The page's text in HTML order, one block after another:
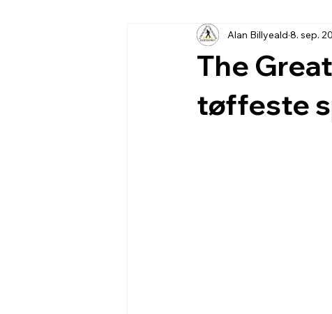
The
tøffeste
Alan Billyeald 8. sep.